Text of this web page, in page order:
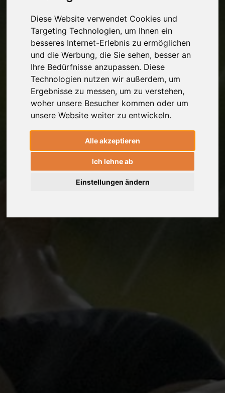
Diese Website verwendet Cookies und
Targeting Technologien, um Ihnen ein
besseres Internet-Erlebnis zu ermöglichen
und die Werbung, die Sie sehen, besser an
Ihre Bedürfnisse anzupassen. Diese
Technologien nutzen wir außerdem, um
Ergebnisse zu messen, um zu verstehen,
woher unsere Besucher kommen oder um
unsere Website weiter zu entwickeln.
Alle akzeptieren
Ich lehne ab
Einstellungen ändern